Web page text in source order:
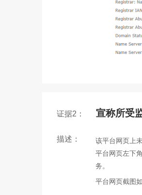
证据2： 宣称所受
描述：
该平台网页上
平台网页左下
务。
平台网页截图